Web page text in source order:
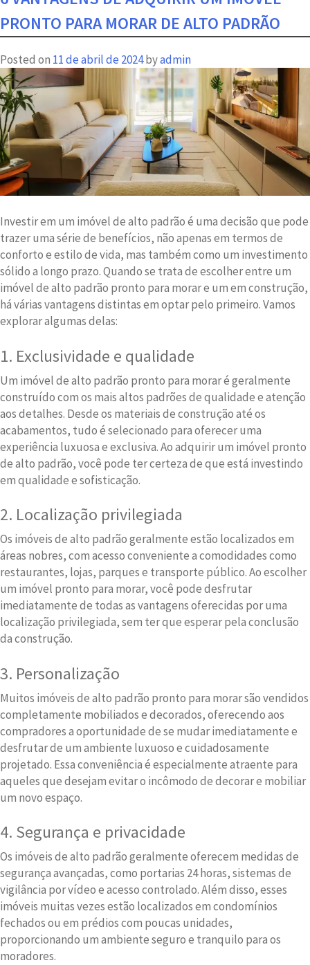
é
Face
Oeste
e
Quais
Suas
Vantagens?
PRONTO PARA MORAR DE ALTO PADRÃO
Posted on 11 de abril de 2024byadmin
Investir em um imóvel de alto padrão é uma decisão que pode
trazer uma série de benefícios, não apenas em termos de
conforto e estilo de vida, mas também como um investimento
sólido a longo prazo. Quando se trata de escolher entre um
imóvel de alto padrão pronto para morar e um em construção,
há várias vantagens distintas em optar pelo primeiro. Vamos
explorar algumas delas:
1. Exclusividade e qualidade
Um imóvel de alto padrão pronto para morar é geralmente
construído com os mais altos padrões de qualidade e atenção
aos detalhes. Desde os materiais de construção até os
acabamentos, tudo é selecionado para oferecer uma
experiência luxuosa e exclusiva. Ao adquirir um imóvel pronto
de alto padrão, você pode ter certeza de que está investindo
em qualidade e sofisticação.
2. Localização privilegiada
Os imóveis de alto padrão geralmente estão localizados em
áreas nobres, com acesso conveniente a comodidades como
restaurantes, lojas, parques e transporte público. Ao escolher
um imóvel pronto para morar, você pode desfrutar
imediatamente de todas as vantagens oferecidas por uma
localização privilegiada, sem ter que esperar pela conclusão
da construção.
3. Personalização
Muitos imóveis de alto padrão pronto para morar são vendidos
completamente mobiliados e decorados, oferecendo aos
compradores a oportunidade de se mudar imediatamente e
desfrutar de um ambiente luxuoso e cuidadosamente
projetado. Essa conveniência é especialmente atraente para
aqueles que desejam evitar o incômodo de decorar e mobiliar
um novo espaço.
4. Segurança e privacidade
Os imóveis de alto padrão geralmente oferecem medidas de
segurança avançadas, como portarias 24 horas, sistemas de
vigilância por vídeo e acesso controlado. Além disso, esses
imóveis muitas vezes estão localizados em condomínios
fechados ou em prédios com poucas unidades,
proporcionando um ambiente seguro e tranquilo para os
moradores.